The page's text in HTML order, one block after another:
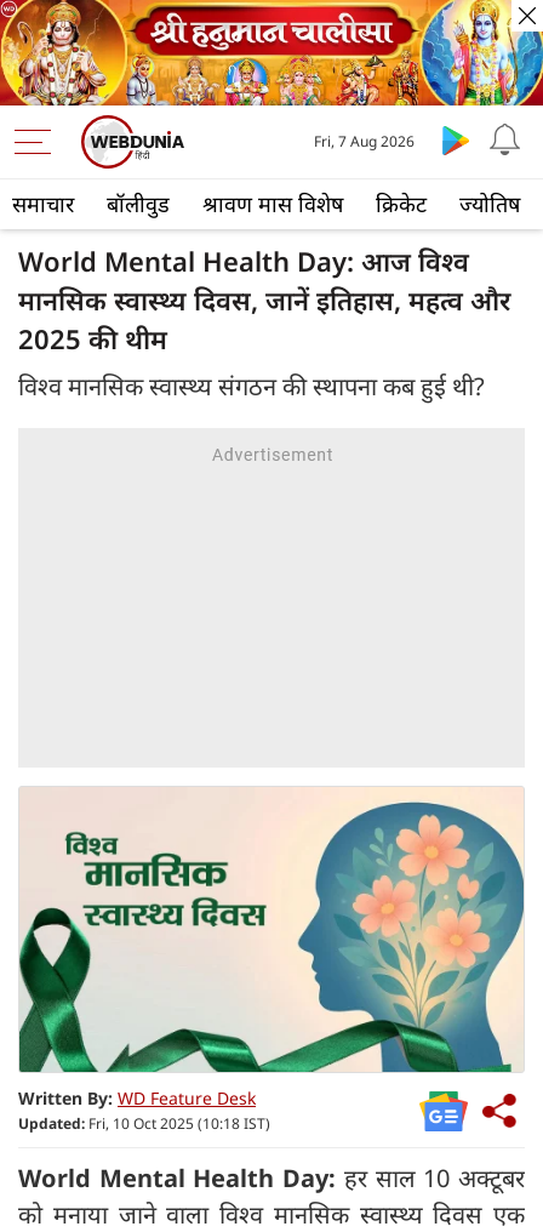
समाचार बॉलीवुड श्रावण मास विशेष क्रिकेट ज्योतिष
Fri, 7 Aug 2026
World Mental Health Day: आज विश्व
मानसिक स्वास्थ्य दिवस, जानें इतिहास, महत्व और
2025 की थीम
विश्व मानसिक स्वास्थ्य संगठन की स्थापना कब हुई थी?
Written By: WD Feature Desk
Updated: Fri, 10 Oct 2025 (10:18 IST)
World Mental Health Day: हर साल 10 अक्टूबर
को मनाया जाने वाला विश्व मानसिक स्वास्थ्य दिवस एक